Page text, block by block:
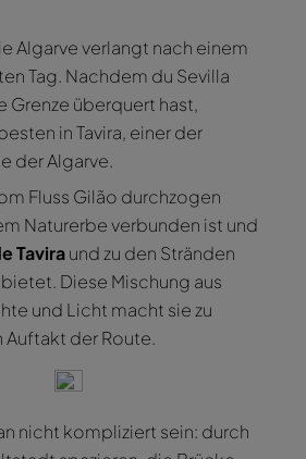
Algarve verlangt nach einem
Tag. Nachdem du Sevilla
Grenze überquert hast,
in Tavira, einer der
der Algarve.
Fluss Gilão durchzogen
Naturerbe verbunden ist und
Taviraund zu den Stränden
Diese Mischung aus
und Licht macht sie zu
der Route.
nicht kompliziert sein: durch